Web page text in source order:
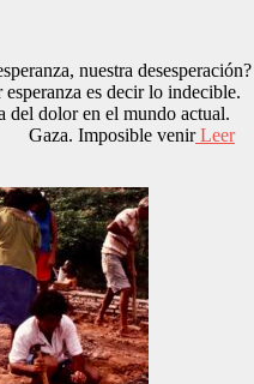
nuestra desesperación?
es decir lo indecible.
dolor en el mundo actual.
Imposible venirLeer